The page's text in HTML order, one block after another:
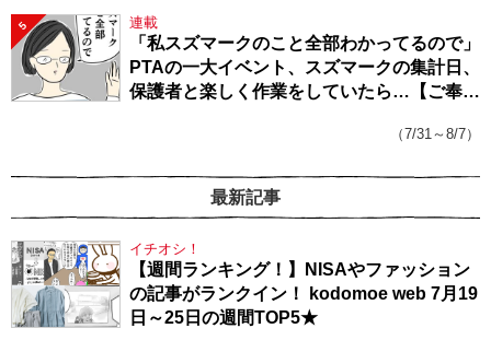
5 連載
「私スズマークのこと全部わかってるので」
PTAの一大イベント、スズマークの集計日、
保護者と楽しく作業をしていたら…【ご奉仕
（7/31～8/7）
最新記事
イチオシ！
【週間ランキング！】NISAやファッション
の記事がランクイン！ kodomoe web 7月19
日～25日の週間TOP5★